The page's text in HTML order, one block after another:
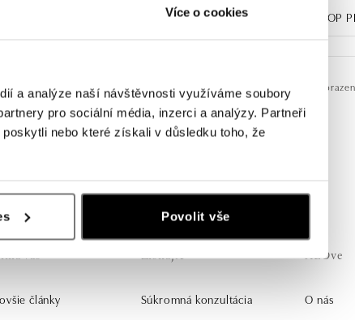
Více o cookies
a analýze naší návštěvnosti využíváme soubory
pro sociální média, inzerci a analýzy. Partneři
nebo které získali v důsledku toho, že
Povolit vše
TOP
vás
články
Získajte
Súkromná konzultácia
ALOve
O nás